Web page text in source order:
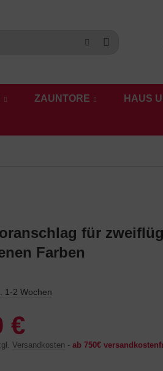
ZAUNTORE HAUS
für
Farben
1-2 Wochen
€
Versandkosten - ab 750€